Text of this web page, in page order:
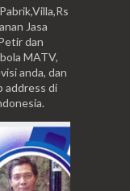
Jasa
dan
MATV,
anda, dan
address di